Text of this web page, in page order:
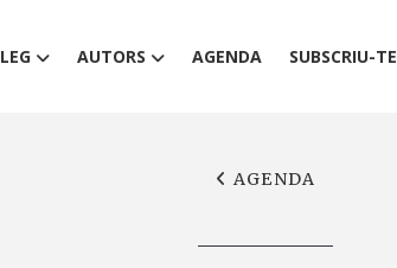
AUTORS AGENDA SUBSCRIU-TE
AGENDA